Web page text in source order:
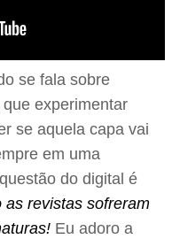
se fala sobre
experimentar
se aquela capa vai
em uma
do digital é
as revistas sofreram
Eu adoro a